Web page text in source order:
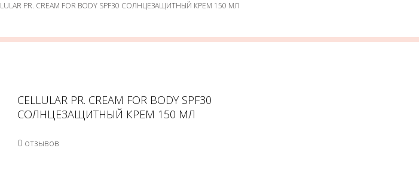
PR. CREAM FOR BODY SPF30 СОЛНЦЕЗАЩИТНЫЙ КРЕМ 150 МЛ
CELLULAR PR. CREAM FOR BODY SPF30
СОЛНЦЕЗАЩИТНЫЙ КРЕМ 150 МЛ
0 отзывов